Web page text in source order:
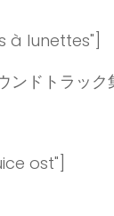
à lunettes"]
ドトラック
ost"]